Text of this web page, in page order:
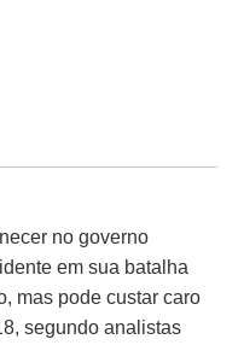
no governo
em sua batalha
mas pode custar caro
segundo analistas